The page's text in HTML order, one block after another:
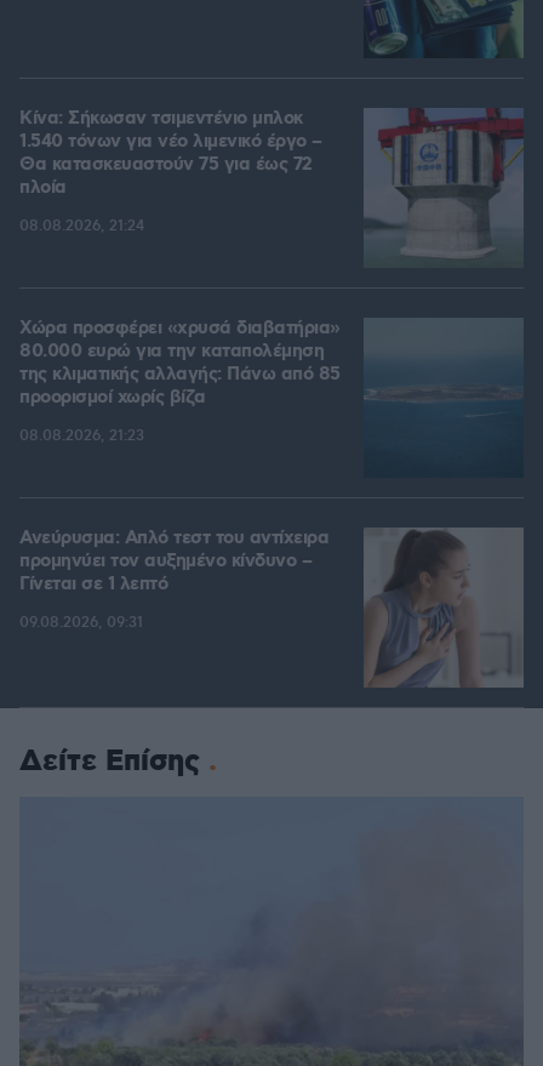
Κίνα: Σήκωσαν τσιμεντένιο μπλοκ
1.540 τόνων για νέο λιμενικό έργο –
Θα κατασκευαστούν 75 για έως 72
πλοία
08.08.2026, 21:24
Χώρα προσφέρει «χρυσά διαβατήρια»
80.000 ευρώ για την καταπολέμηση
της κλιματικής αλλαγής: Πάνω από 85
προορισμοί χωρίς βίζα
08.08.2026, 21:23
Ανεύρυσμα: Απλό τεστ του αντίχειρα
προμηνύει τον αυξημένο κίνδυνο –
Γίνεται σε 1 λεπτό
09.08.2026, 09:31
Δείτε Επίσης